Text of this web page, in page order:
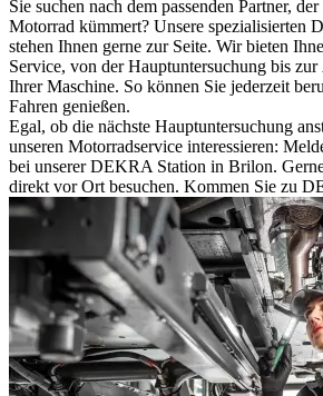
Sie suchen nach dem passenden Partner,
Motorrad kümmert? Unsere spezialisierten
stehen Ihnen gerne zur Seite. Wir bieten
Service, von der Hauptuntersuchung bis
Ihrer Maschine. So können Sie jederzeit
Fahren genießen.
Egal, ob die nächste Hauptuntersuchung
unseren Motorradservice interessieren:
bei unserer DEKRA Station in Brilon.
direkt vor Ort besuchen. Kommen Sie zu